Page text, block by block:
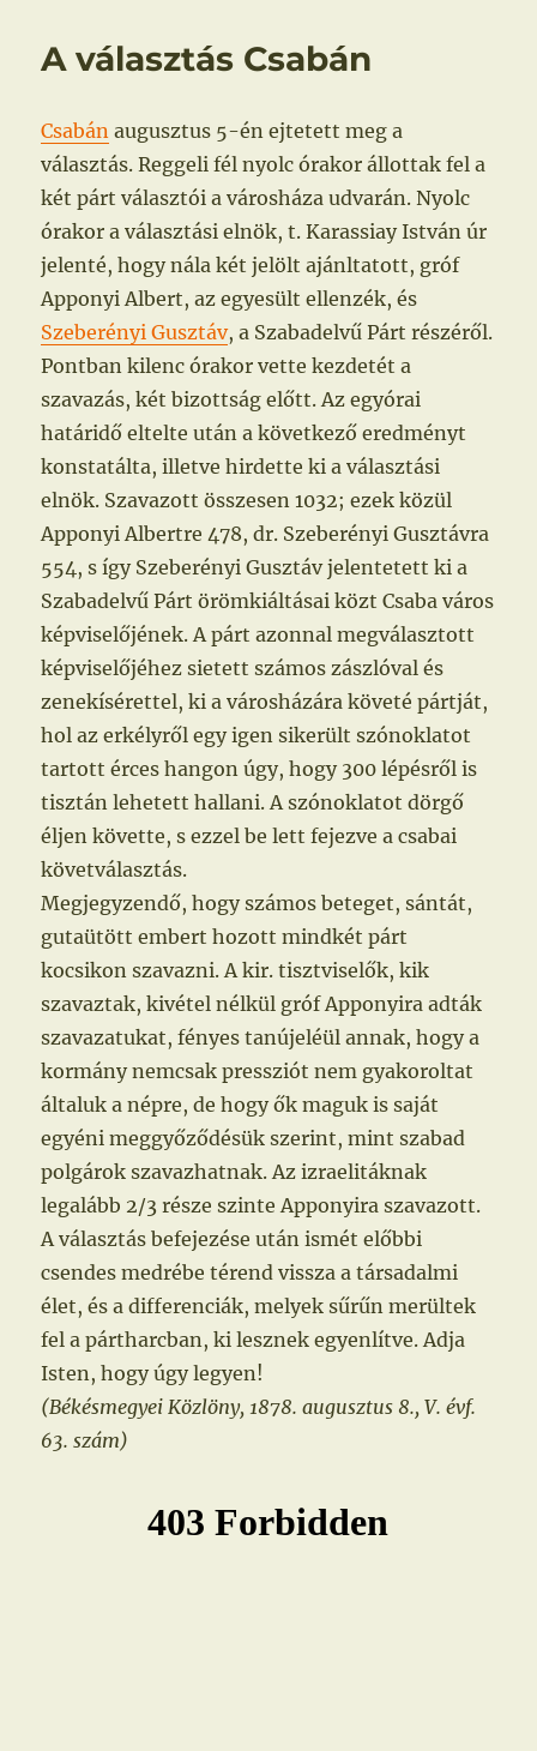
A választás Csabán
Csabán augusztus 5-én ejtetett meg a
választás. Reggeli fél nyolc órakor állottak fel a
két párt választói a városháza udvarán. Nyolc
órakor a választási elnök, t. Karassiay István úr
jelenté, hogy nála két jelölt ajánltatott, gróf
Apponyi Albert, az egyesült ellenzék, és
Szeberényi Gusztáv, a Szabadelvű Párt részéről.
Pontban kilenc órakor vette kezdetét a
szavazás, két bizottság előtt. Az egyórai
határidő eltelte után a következő eredményt
konstatálta, illetve hirdette ki a választási
elnök. Szavazott összesen 1032; ezek közül
Apponyi Albertre 478, dr. Szeberényi Gusztávra
554, s így Szeberényi Gusztáv jelentetett ki a
Szabadelvű Párt örömkiáltásai közt Csaba város
képviselőjének. A párt azonnal megválasztott
képviselőjéhez sietett számos zászlóval és
zenekísérettel, ki a városházára követé pártját,
hol az erkélyről egy igen sikerült szónoklatot
tartott érces hangon úgy, hogy 300 lépésről is
tisztán lehetett hallani. A szónoklatot dörgő
éljen követte, s ezzel be lett fejezve a csabai
követválasztás.
Megjegyzendő, hogy számos beteget, sántát,
gutaütött embert hozott mindkét párt
kocsikon szavazni. A kir. tisztviselők, kik
szavaztak, kivétel nélkül gróf Apponyira adták
szavazatukat, fényes tanújeléül annak, hogy a
kormány nemcsak pressziót nem gyakoroltat
általuk a népre, de hogy ők maguk is saját
egyéni meggyőződésük szerint, mint szabad
polgárok szavazhatnak. Az izraelitáknak
legalább 2/3 része szinte Apponyira szavazott.
A választás befejezése után ismét előbbi
csendes medrébe térend vissza a társadalmi
élet, és a differenciák, melyek sűrűn merültek
fel a pártharcban, ki lesznek egyenlítve. Adja
Isten, hogy úgy legyen!
(Békésmegyei Közlöny, 1878. augusztus 8., V. évf.
63. szám)